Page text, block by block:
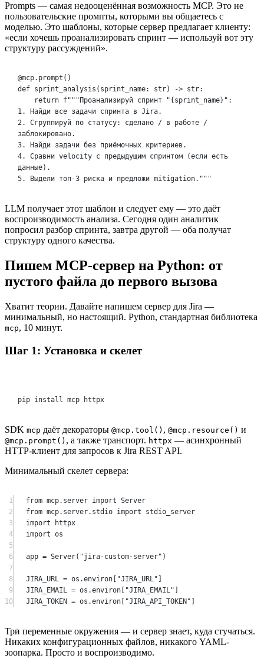
Prompts — самая недооценённая возможность MCP. Это не
пользовательские промпты, которыми вы общаетесь с
моделью. Это шаблоны, которые сервер предлагает клиенту:
«если хочешь проанализировать спринт — используй вот эту
структуру рассуждений».
@mcp.prompt()
def sprint_analysis(sprint_name: str) -> str:
return f"""Проанализируй спринт "{sprint_name}":
1. Найди все задачи спринта в Jira.
2. Сгруппируй по статусу: сделано / в работе /
заблокировано.
3. Найди задачи без приёмочных критериев.
4. Сравни velocity с предыдущим спринтом (если есть
данные).
5. Выдели топ-3 риска и предложи mitigation."""
LLM получает этот шаблон и следует ему — это даёт
воспроизводимость анализа. Сегодня один аналитик
попросил разбор спринта, завтра другой — оба получат
структуру одного качества.
Пишем MCP-сервер на Python: от
пустого файла до первого вызова
Хватит теории. Давайте напишем сервер для Jira —
минимальный, но настоящий. Python, стандартная библиотека
mcp, 10 минут.
Шаг 1: Установка и скелет
pip install mcp httpx
SDK mcp даёт декораторы @mcp.tool() , @mcp.resource() и
@mcp.prompt() , а также транспорт. httpx — асинхронный
HTTP-клиент для запросов к Jira REST API.
Минимальный скелет сервера:
1 from mcp.server import Server
2
from mcp.server.stdio import stdio_server
3
import httpx
4
import os
5
6
app = Server( "jira-custom-server" )
7
8
JIRA_URL = os.environ[ "JIRA_URL"
9
JIRA_EMAIL = os.environ[ "JIRA_EMAIL"
10
JIRA_TOKEN = os.environ[ "JIRA_API_TOKEN"
Три переменные окружения — и сервер знает, куда стучаться.
Никаких конфигурационных файлов, никакого YAML-
зоопарка. Просто и воспроизводимо.